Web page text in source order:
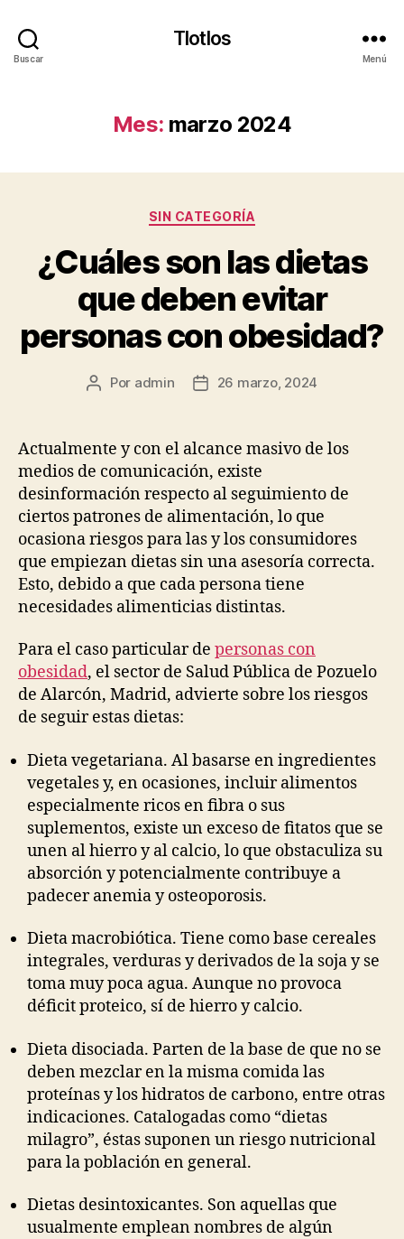
Buscar
Tlotlos
Menú
Mes: marzo 2024
Categorías
SIN CATEGORÍA
¿Cuáles son las dietas
que deben evitar
personas con obesidad?
Autor
publicación
Por admin
Fecha
publicación
26 marzo, 2024
Actualmente y con el alcance masivo de los
medios de comunicación, existe
desinformación respecto al seguimiento de
ciertos patrones de alimentación, lo que
ocasiona riesgos para las y los consumidores
que empiezan dietas sin una asesoría correcta.
Esto, debido a que cada persona tiene
necesidades alimenticias distintas.
Para el caso particular de personas con
obesidad, el sector de Salud Pública de Pozuelo
de Alarcón, Madrid, advierte sobre los riesgos
de seguir estas dietas:
Dieta vegetariana. Al basarse en ingredientes
vegetales y, en ocasiones, incluir alimentos
especialmente ricos en fibra o sus
suplementos, existe un exceso de fitatos que se
unen al hierro y al calcio, lo que obstaculiza su
absorción y potencialmente contribuye a
padecer anemia y osteoporosis.
Dieta macrobiótica. Tiene como base cereales
integrales, verduras y derivados de la soja y se
toma muy poca agua. Aunque no provoca
déficit proteico, sí de hierro y calcio.
Dieta disociada. Parten de la base de que no se
deben mezclar en la misma comida las
proteínas y los hidratos de carbono, entre otras
indicaciones. Catalogadas como “dietas
milagro”, éstas suponen un riesgo nutricional
para la población en general.
Dietas desintoxicantes. Son aquellas que
usualmente emplean nombres de algún